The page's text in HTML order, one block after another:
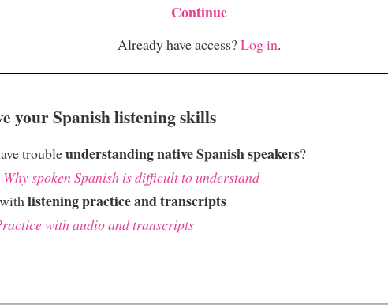
Continue
Already have access?Log in.
your Spanish listening skills
troubleunderstanding native Spanish speakers?
Why spoken Spanish is difficult to understand
listening practice and transcripts
with audio and transcripts